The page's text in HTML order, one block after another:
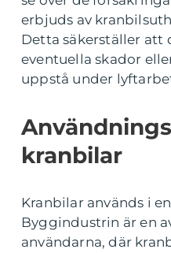
erbjuds av
Detta säkerställer att
eventuella skador
uppstå under
kranbilar
Kranbilar används i
Byggindustrin är en
användarna, där